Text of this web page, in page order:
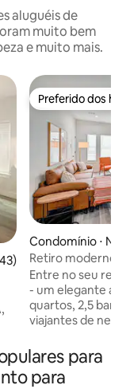
aluguéis de
muito bem
e muito mais.
avaliação média
Preferido dos
Preferido dos
Condomínio ⋅
Retiro moderno
DT Houston + Wi-
Entre no seu
- um elegante
quartos, 2,5
viajantes de
com banheiros
privacidade e
totalmente equipada Wi-Fi ✔
para
para